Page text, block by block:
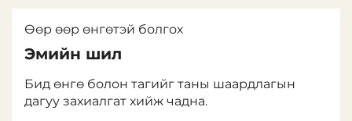
Өөр өөр өнгөтэй болгох
Эмийн шил
Бид өнгө болон тагийг таны шаардлагын
дагуу захиалгат хийж чадна.